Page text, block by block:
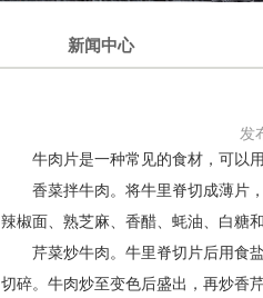
新闻中心
发
牛肉片是一种常见的食材，可以
香菜拌牛肉。将牛里脊切成薄片
辣椒面、熟芝麻、香醋、蚝油、白糖
芹菜炒牛肉。牛里脊切片后用食
切碎。牛肉炒至变色后盛出，再炒香